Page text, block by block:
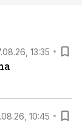
13:35
10:45